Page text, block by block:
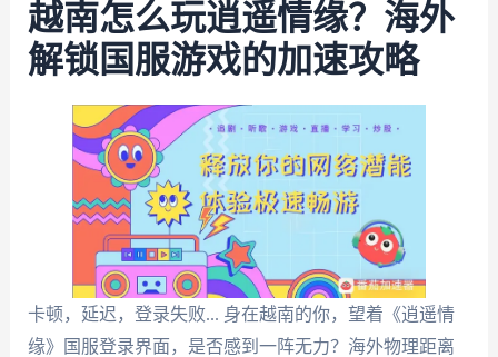
越南怎么玩逍遥情缘？海外
解锁国服游戏的加速攻略
卡顿，延迟，登录失败... 身在越南的你，望着《逍遥情
缘》国服登录界面，是否感到一阵无力？海外物理距离